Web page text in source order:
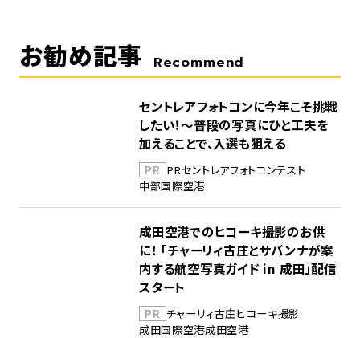
お勧め記事 Recommend
セントレアフォトコンに今年こそ挑戦
したい！～普段の写真にひと工夫を
加えることで、入選も狙える
PR PRセントレアフォトコンテスト
中部国際空港
成田空港でのヒコーキ撮影のお供
に！ 「チャーリィ古庄とサバンナが案
内する航空写真ガイド in 成田」配信
スタート
PR チャーリィ古庄ヒコーキ撮影
成田国際空港成田空港